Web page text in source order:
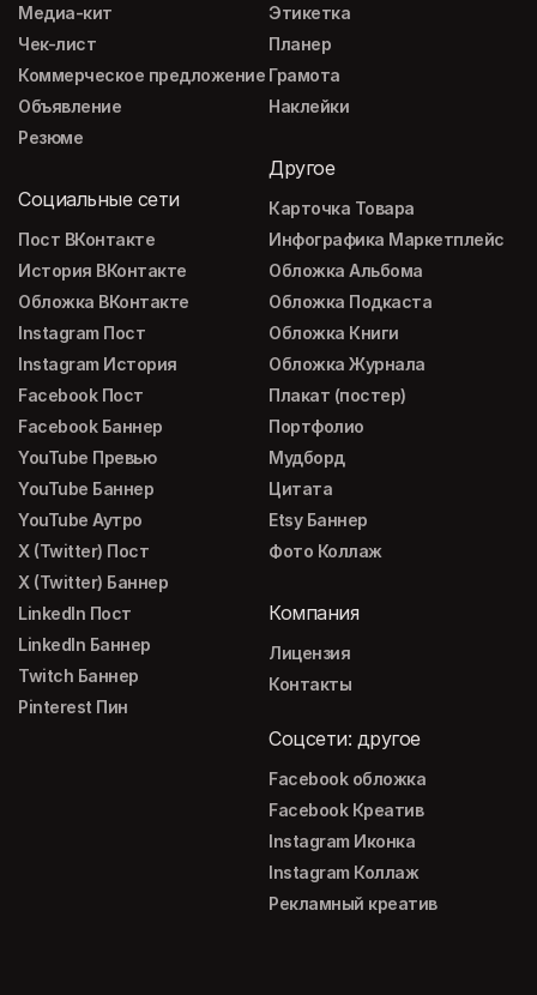
Медиа-кит
Чек-лист
Коммерческое предложение
Объявление
Резюме
Социальные сети
Пост ВКонтакте
История ВКонтакте
Обложка ВКонтакте
Instagram Пост
Instagram История
Facebook Пост
Facebook Баннер
YouTube Превью
YouTube Баннер
YouTube Аутро
X (Twitter) Пост
X (Twitter) Баннер
LinkedIn Пост
LinkedIn Баннер
Twitch Баннер
Pinterest Пин
Этикетка
Планер
Грамота
Наклейки
Другое
Карточка Товара
Инфографика Маркетплейс
Обложка Альбома
Обложка Подкаста
Обложка Книги
Обложка Журнала
Плакат (постер)
Портфолио
Мудборд
Цитата
Etsy Баннер
Фото Коллаж
Компания
Лицензия
Контакты
Соцсети: другое
Facebook обложка
Facebook Креатив
Instagram Иконка
Instagram Коллаж
Рекламный креатив